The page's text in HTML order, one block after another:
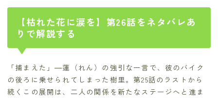
【枯れた花に涙を】第26話をネタバレあ
りで解説する
「捕まえた」―蓮（れん）の強引な一言で、彼のバイク
の後ろに乗せられてしまった樹里。第25話のラストから
続くこの展開は、二人の関係を新たなステージへと進ま